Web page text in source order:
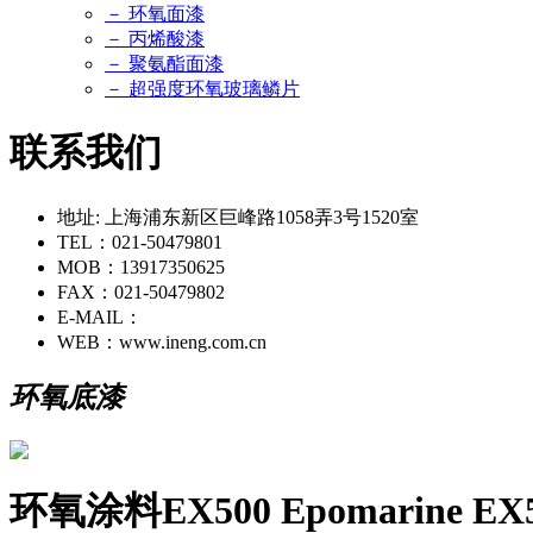
－ 环氧面漆
－ 丙烯酸漆
－ 聚氨酯面漆
－ 超强度环氧玻璃鳞片
联系我们
地址: 上海浦东新区巨峰路1058弄3号1520室
TEL：021-50479801
MOB：13917350625
FAX：021-50479802
E-MAIL：
WEB：www.ineng.com.cn
环氧底漆
环氧涂料EX500 Epomarine